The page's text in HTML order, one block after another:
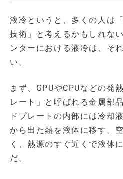
液冷というと、多くの人は
技術」と考えるかもしれな
ンターにおける液冷は、そ
い。
まず、GPUやCPUなどの発
レート」と呼ばれる金属部
ドプレートの内部には冷却
から出た熱を液体に移す。
く、熱源のすぐ近くで液体
だ。